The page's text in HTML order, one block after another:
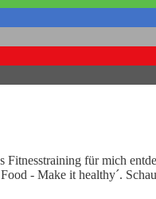
für mich
- Make it healthy´.